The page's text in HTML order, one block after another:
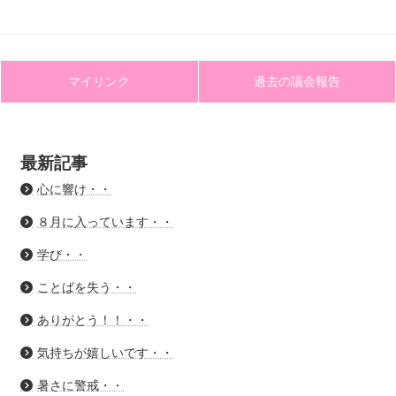
マイリンク 過去の議会報告
最新記事
心に響け・・
８月に入っています・・
学び・・
ことばを失う・・
ありがとう！！・・
気持ちが嬉しいです・・
暑さに警戒・・